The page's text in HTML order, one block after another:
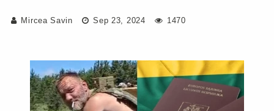
Mircea Savin Sep 23, 2024 1470